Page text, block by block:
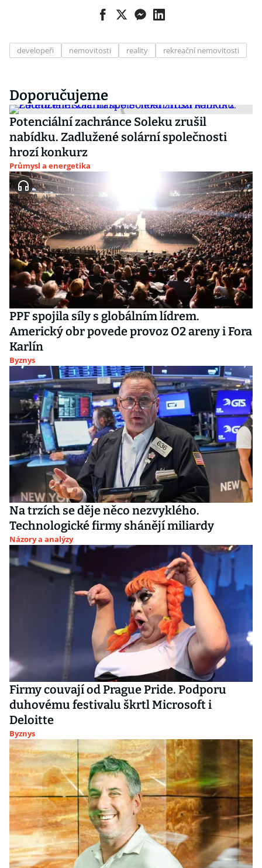
developeři nemovitosti reality rekreační nemovitosti
Doporučujeme
Potenciální zachránce Soleku zrušil
nabídku. Zadlužené solární společnosti
hrozí konkurz
Průmysl a energetika
PPF spojila síly s globálním lídrem.
Americký obr povede provoz O2 areny i Fora
Karlín
Byznys
Na trzích se děje něco nezvyklého.
Technologické firmy shánějí miliardy
Názory a analýzy
Firmy couvají od Prague Pride. Podporu
duhovému festivalu škrtl Microsoft i
Deloitte
Byznys